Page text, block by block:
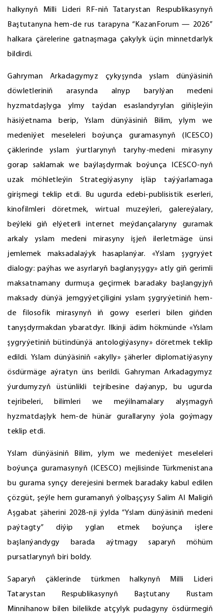
halkynyň Milli Lideri RF-niň Tatarystan Respublikasynyň
Baştutanyna hem-de rus tarapyna “KazanForum — 2026”
halkara çärelerine gatnaşmaga çakylyk üçin minnetdarlyk
bildirdi.
Gahryman Arkadagymyz çykyşynda yslam dünýäsiniň
döwletleriniň arasynda alnyp barylýan medeni
hyzmatdaşlyga ylmy taýdan esaslandyrylan giňişleýin
häsiýetnama berip, Yslam dünýäsiniň Bilim, ylym we
medeniýet meseleleri boýunça guramasynyň (ICESCO)
çäklerinde yslam ýurtlarynyň taryhy-medeni mirasyny
gorap saklamak we baýlaşdyrmak boýunça ICESCO-nyň
uzak möhletleýin Strategiýasyny işläp taýýarlamaga
girişmegi teklip etdi. Bu ugurda edebi-publisistik eserleri,
kinofilmleri döretmek, wirtual muzeýleri, galereýalary,
beýleki giň elýeterli internet meýdançalaryny guramak
arkaly yslam medeni mirasyny işjeň ilerletmäge ünsi
jemlemek maksadalaýyk hasaplanýar. «Yslam şygryýet
dialogy: paýhas we asyrlaryň baglanyşygy» atly giň gerimli
maksatnamany durmuşa geçirmek baradaky başlangyjyň
maksady dünýä jemgyýetçiligini yslam şygryýetiniň hem-
de filosofik mirasynyň iň gowy eserleri bilen giňden
tanyşdyrmakdan ybaratdyr. Ilkinji ädim hökmünde «Yslam
şygryýetiniň bütindünýä antologiýasyny» döretmek teklip
edildi. Yslam dünýäsiniň «akylly» şäherler diplomatiýasyny
ösdürmäge aýratyn üns berildi. Gahryman Arkadagymyz
ýurdumyzyň üstünlikli tejribesine daýanyp, bu ugurda
tejribeleri, bilimleri we meýilnamalary alyşmagyň
hyzmatdaşlyk hem-de hünär gurallaryny ýola goýmagy
teklip etdi.
Yslam dünýäsiniň Bilim, ylym we medeniýet meseleleri
boýunça guramasynyň (ICESCO) mejlisinde Türkmenistana
bu gurama synçy derejesini bermek baradaky kabul edilen
çözgüt, şeýle hem guramanyň ýolbaşçysy Salim Al Maligiň
Aşgabat şäherini 2028-nji ýylda “Yslam dünýäsiniň medeni
paýtagty” diýip yglan etmek boýunça işlere
başlanýandygy barada aýtmagy saparyň möhüm
pursatlarynyň biri boldy.
Saparyň çäklerinde türkmen halkynyň Milli Lideri
Tatarystan Respublikasynyň Baştutany Rustam
Minnihanow bilen bilelikde atçylyk pudagyny ösdürmegiň